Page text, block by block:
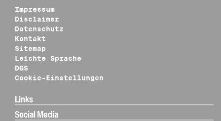
Impressum
Disclaimer
Datenschutz
Kontakt
Sitemap
Leichte Sprache
DGS
Cookie-Einstellungen
Links
Social Media